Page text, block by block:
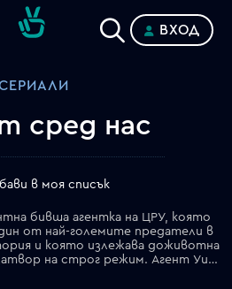
ВХОД
сред нас
в моя списък
бивша агентка на ЦРУ, която
от най-големите предатели в
и която излежава доживотна
присъда във федерален затвор на строг режим. Агент Уил Кийтън се обръща към нея за помощ.